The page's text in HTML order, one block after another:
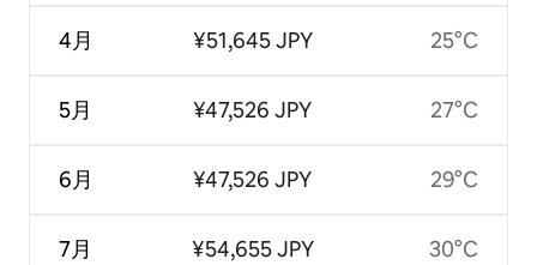
4月
5月
6月
7月
¥51,645 JPY
¥47,526 JPY
¥47,526 JPY
¥54,655 JPY
25°C
27°C
29°C
30°C